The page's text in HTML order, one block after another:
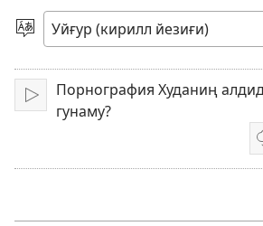
ойнитиш
Тил
таллаш
Қоюш
Порнография Худаниң
гунаму?